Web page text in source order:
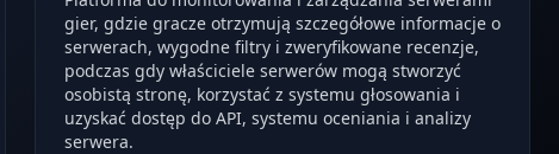
gier, gdzie gracze otrzymują szczegółowe informacje o
serwerach, wygodne filtry i zweryfikowane recenzje,
podczas gdy właściciele serwerów mogą stworzyć
osobistą stronę, korzystać z systemu głosowania i
uzyskać dostęp do API, systemu oceniania i analizy
serwera.